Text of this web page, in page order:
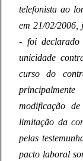
telefonista ao
em 21/02/2006,
- foi declarado
unicidade
curso do
modificação
limitação da
pelas
pacto laboral